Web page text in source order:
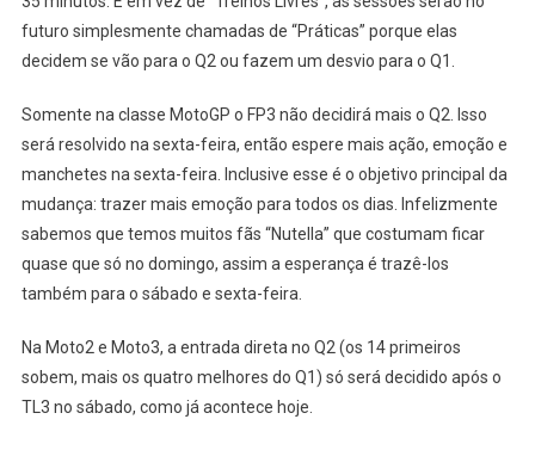
futuro simplesmente chamadas de “Práticas” porque elas
decidem se vão para o Q2 ou fazem um desvio para o Q1.
Somente na classe MotoGP o FP3 não decidirá mais o Q2. Isso
será resolvido na sexta-feira, então espere mais ação, emoção e
manchetes na sexta-feira. Inclusive esse é o objetivo principal da
mudança: trazer mais emoção para todos os dias. Infelizmente
sabemos que temos muitos fãs “Nutella” que costumam ficar
quase que só no domingo, assim a esperança é trazê-los
também para o sábado e sexta-feira.
Na Moto2 e Moto3, a entrada direta no Q2 (os 14 primeiros
sobem, mais os quatro melhores do Q1) só será decidido após o
TL3 no sábado, como já acontece hoje.